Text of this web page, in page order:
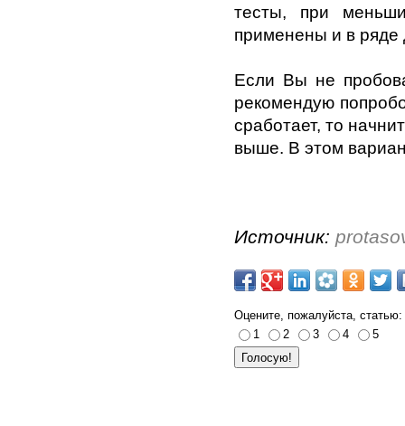
тесты, при
применены и в ряде
Если Вы не
рекомендую
сработает, то
выше. В этом
Источник:
Оцените, пожалуйста, статью:
1
2 3 4 5